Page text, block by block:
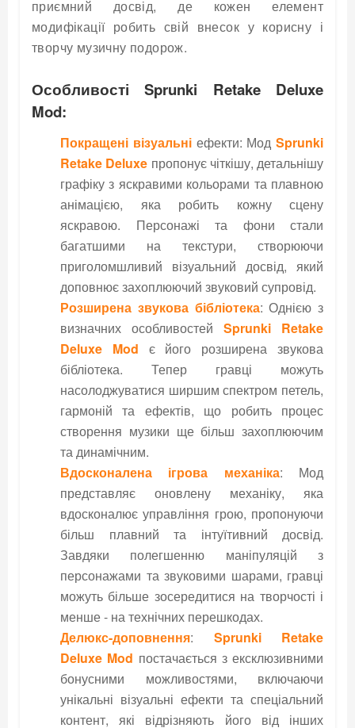
приємний досвід, де кожен елемент
модифікації робить свій внесок у корисну і
творчу музичну подорож.
Особливості Sprunki Retake Deluxe
Mod:
Покращені візуальніефекти: Мод Sprunki
Retake Deluxe пропонує чіткішу, детальнішу
графіку з яскравими кольорами та плавною
анімацією, яка робить кожну сцену
яскравою. Персонажі та фони стали
багатшими на текстури, створюючи
приголомшливий візуальний досвід, який
доповнює захоплюючий звуковий супровід.
Розширена звукова бібліотека: Однією з
визначних особливостей Sprunki Retake
Deluxe Mod є його розширена звукова
бібліотека. Тепер гравці можуть
насолоджуватися ширшим спектром петель,
гармоній та ефектів, що робить процес
створення музики ще більш захоплюючим
та динамічним.
Вдосконалена ігрова механіка: Мод
представляє оновлену механіку, яка
вдосконалює управління грою, пропонуючи
більш плавний та інтуїтивний досвід.
Завдяки полегшенню маніпуляцій з
персонажами та звуковими шарами, гравці
можуть більше зосередитися на творчості і
менше - на технічних перешкодах.
Делюкс-доповнення: Sprunki Retake
Deluxe Mod постачається з ексклюзивними
бонусними можливостями, включаючи
унікальні візуальні ефекти та спеціальний
контент, які відрізняють його від інших